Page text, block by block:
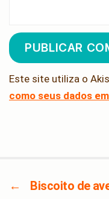
Este site utiliza o
como seus dados
←
Biscoito de